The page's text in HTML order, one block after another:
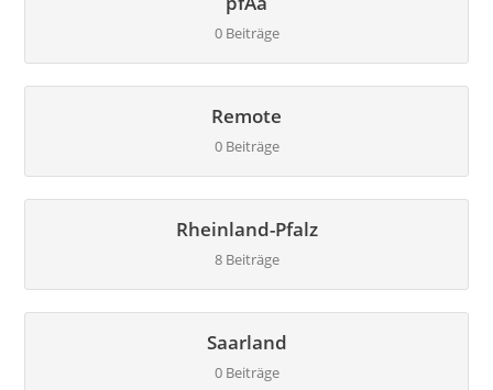
0 Beiträge
Remote
0 Beiträge
Rheinland-Pfalz
8 Beiträge
Saarland
0 Beiträge